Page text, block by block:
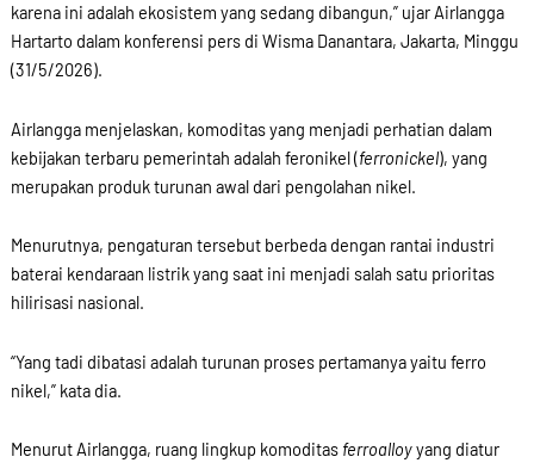
karena ini adalah ekosistem yang sedang dibangun,” ujar Airlangga
Hartarto dalam konferensi pers di Wisma Danantara, Jakarta, Minggu
(31/5/2026).
Airlangga menjelaskan, komoditas yang menjadi perhatian dalam
kebijakan terbaru pemerintah adalah feronikel (ferronickel), yang
merupakan produk turunan awal dari pengolahan nikel.
Menurutnya, pengaturan tersebut berbeda dengan rantai industri
baterai kendaraan listrik yang saat ini menjadi salah satu prioritas
hilirisasi nasional.
“Yang tadi dibatasi adalah turunan proses pertamanya yaitu ferro
nikel,” kata dia.
Menurut Airlangga, ruang lingkup komoditas ferroalloyyang diatur